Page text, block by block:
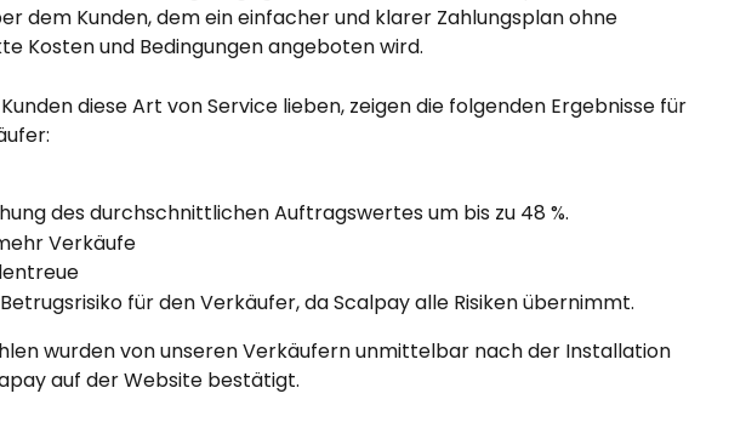
dem Kunden, dem ein einfacher und klarer Zahlungsplan ohne
Kosten und Bedingungen angeboten wird.
diese Art von Service lieben, zeigen die folgenden Ergebnisse für
des durchschnittlichen Auftragswertes um bis zu 48 %.
mehr Verkäufe
für den Verkäufer, da Scalpay alle Risiken übernimmt.
wurden von unseren Verkäufern unmittelbar nach der Installation
auf der Website bestätigt.